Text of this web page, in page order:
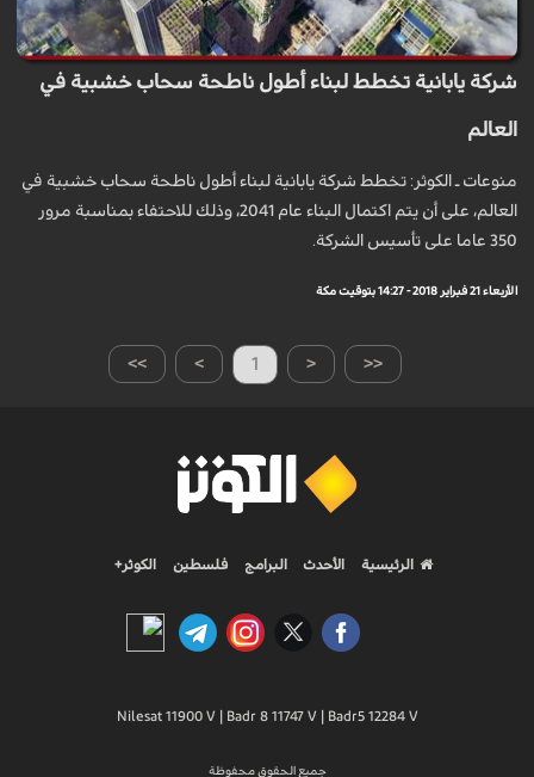
شركة يابانية تخطط لبناء أطول ناطحة سحاب خشبية في
العالم
منوعات ـ الكوثر: تخطط شركة يابانية لبناء أطول ناطحة سحاب خشبية في
العالم، على أن يتم اكتمال البناء عام 2041، وذلك للاحتفاء بمناسبة مرور
350 عاما على تأسيس الشركة.
الأربعاء 21 فبراير 2018 - 14:27 بتوقيت مكة
>> > 1 < <<
الرئيسية الأحدث البرامج فلسطين الكوثر+
Nilesat 11900 V | Badr 8 11747 V | Badr5 12284 V
جميع الحقوق محفوظة